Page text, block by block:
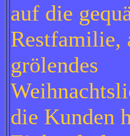
auf die
Restfamilie,
grölendes
die Kunden